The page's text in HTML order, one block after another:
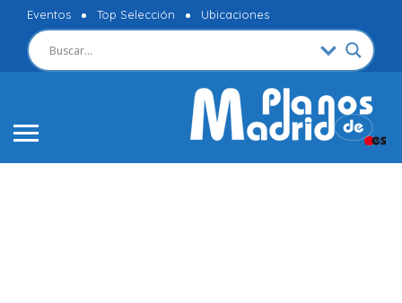
Eventos Top Selección Ubicaciones